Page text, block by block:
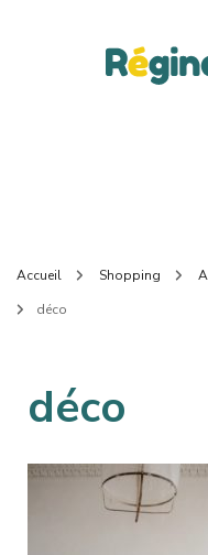
Accueil Shopping
déco
déco